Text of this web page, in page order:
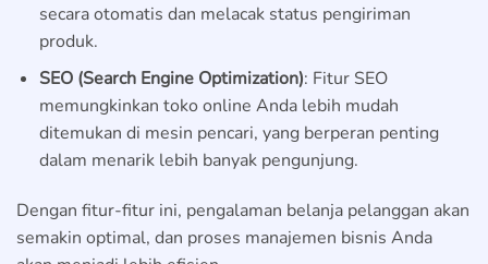
secara otomatis dan melacak status pengiriman
produk.
SEO (Search Engine Optimization): Fitur SEO
memungkinkan toko online Anda lebih mudah
ditemukan di mesin pencari, yang berperan penting
dalam menarik lebih banyak pengunjung.
Dengan fitur-fitur ini, pengalaman belanja pelanggan akan
semakin optimal, dan proses manajemen bisnis Anda